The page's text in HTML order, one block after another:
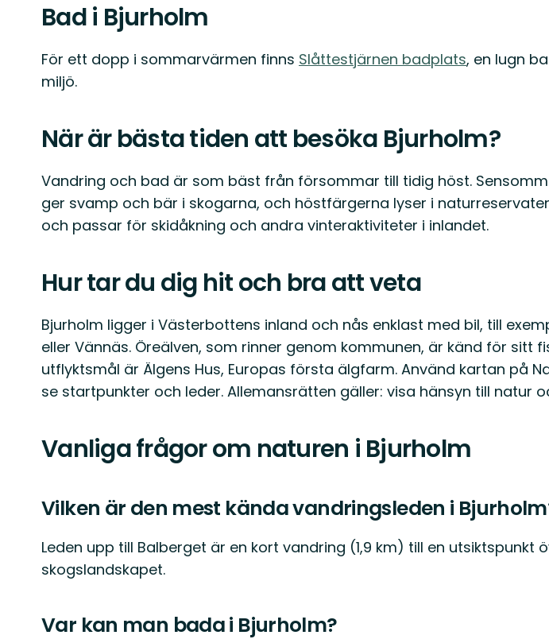
Bad i Bjurholm
För ett dopp i sommarvärmen finns Slåttestjärnen badplats, en lugn
miljö.
När är bästa tiden att besöka Bjurholm?
Vandring och bad är som bäst från försommar till tidig höst.
ger svamp och bär i skogarna, och höstfärgerna lyser i
och passar för skidåkning och andra vinteraktiviteter i inlandet.
Hur tar du dig hit och bra att veta
Bjurholm ligger i Västerbottens inland och nås enklast med bil, till
eller Vännäs. Öreälven, som rinner genom kommunen, är känd för sitt
utflyktsmål är Älgens Hus, Europas första älgfarm. Använd kartan på
se startpunkter och leder. Allemansrätten gäller: visa hänsyn till natur
Vanliga frågor om naturen i Bjurholm
Vilken är den mest kända vandringsleden i
Leden upp till Balberget är en kort vandring (1,9 km) till en utsiktspunkt
skogslandskapet.
Var kan man bada i Bjurholm?